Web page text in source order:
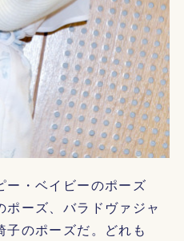
ー・ベイビーのポーズ
ポーズ、バラドヴァジャ
のポーズだ。どれも